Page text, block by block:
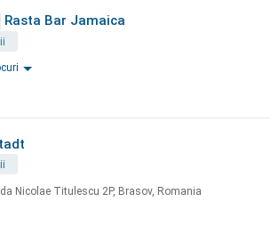
Rasta Bar Jamaica
Nicolae Titulescu 2P, Brasov, Romania